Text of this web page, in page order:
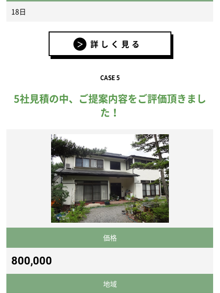
18日
詳しく見る
CASE 5
5社見積の中、ご提案内容をご評価頂きまし
た！
価格
800,000
地域